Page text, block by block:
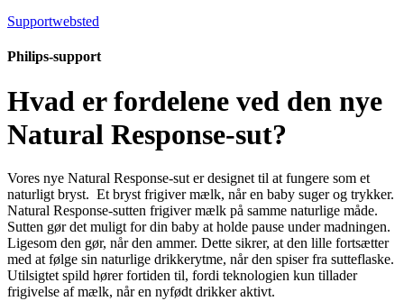
Supportwebsted
Philips-support
Hvad er fordelene ved den nye
Natural Response-sut?
Vores nye Natural Response-sut er designet til at fungere som et
naturligt bryst. Et bryst frigiver mælk, når en baby suger og trykker.
Natural Response-sutten frigiver mælk på samme naturlige måde.
Sutten gør det muligt for din baby at holde pause under madningen.
Ligesom den gør, når den ammer. Dette sikrer, at den lille fortsætter
med at følge sin naturlige drikkerytme, når den spiser fra sutteflaske.
Utilsigtet spild hører fortiden til, fordi teknologien kun tillader
frigivelse af mælk, når en nyfødt drikker aktivt.